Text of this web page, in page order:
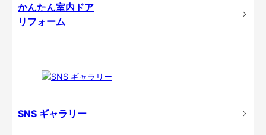
かんたん室内ドア
リフォーム
SNS ギャラリー